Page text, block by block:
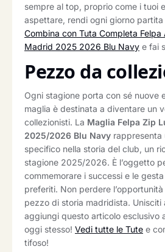
sempre al top, proprio come i tuoi
aspettare, rendi ogni giorno
Combina con Tuta Completa Felpa
Madrid 2025 2026 Blu Navy e fai
Pezzo da
Ogni stagione porta con sé nuove
maglia è destinata a diventare un
collezionisti. La Maglia Felpa Zip
2025/2026 Blu Navy rappresenta
specifico nella storia del club, un
stagione 2025/2026. È l’oggetto
commemorare i successi e le
preferiti. Non perdere
pezzo di storia madridista. Unisciti
aggiungi questo articolo esclusivo
oggi stesso! Vedi tutte le Tute e
tifoso!